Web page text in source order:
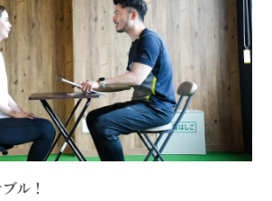
トレーナー紹介
料金
よくあるご質問
ル！